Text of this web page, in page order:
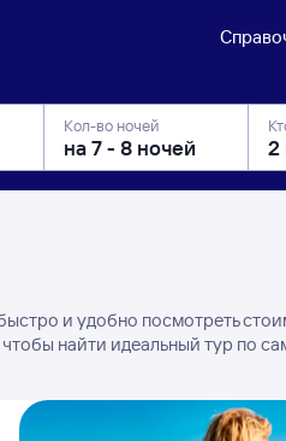
Кол-во ночей
и удобно посмотреть
найти идеальный тур по